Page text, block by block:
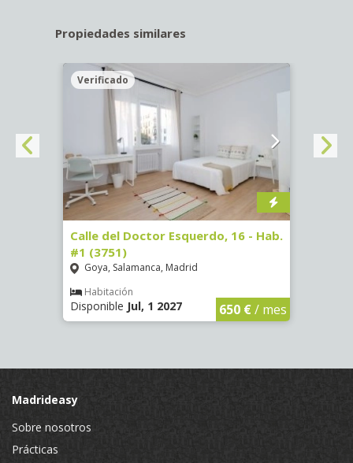
Propiedades similares
Verificado
Calle del Doctor Esquerdo, 16 - Hab.
#1 (3751)
Goya, Salamanca, Madrid
Habitación
Disponible Jul, 1 2027 650 €/ mes
Madrideasy
Sobre nosotros
Prácticas